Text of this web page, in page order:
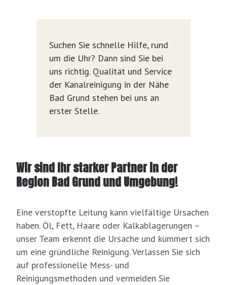
Suchen Sie schnelle Hilfe, rund
um die Uhr? Dann sind Sie bei
uns richtig. Qualität und Service
der Kanalreinigung in der Nähe
Bad Grund stehen bei uns an
erster Stelle.
Wir sind Ihr starker Partner in der
Region Bad Grund und Umgebung!
Eine verstopfte Leitung kann vielfältige Ursachen
haben. Öl, Fett, Haare oder Kalkablagerungen –
unser Team erkennt die Ursache und kümmert sich
um eine gründliche Reinigung. Verlassen Sie sich
auf professionelle Mess- und
Reinigungsmethoden und vermeiden Sie